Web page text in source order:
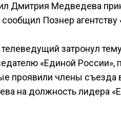
Дмитрия Медведева
Познер агентству
затронул
«Единой России»,
проявили члены съезда
на должность лидера